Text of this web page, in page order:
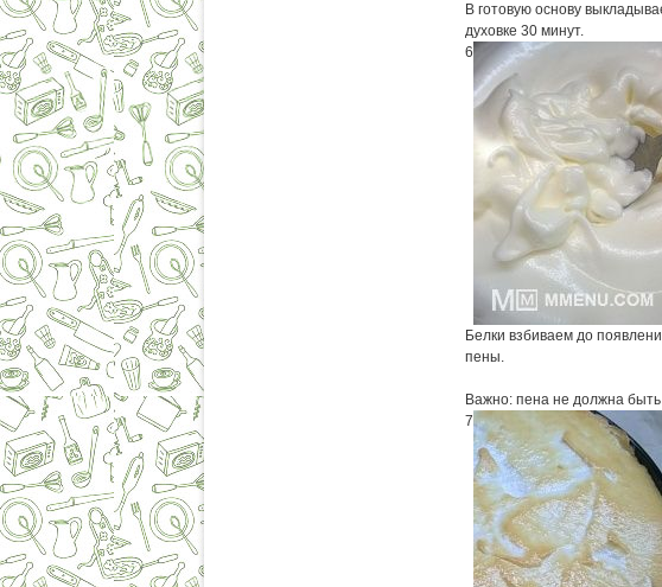
В готовую основу
духовке 30 минут.
6
Белки взбиваем до
пены.
Важно: пена не должна быть
7